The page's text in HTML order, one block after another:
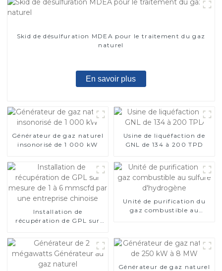
Skid de désulfuration MDEA pour le traitement du gaz
naturel
En savoir plus
Générateur de gaz naturel
insonorisé de 1 000 kW
Usine de liquéfaction de
GNL de 134 à 200 TPD
Installation de
récupération de GPL sur
chinoise
Unité de purification du
gaz combustible au
Générateur de gaz naturel